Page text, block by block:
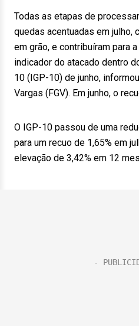
Todas as etapas de
quedas acentuadas em julho,
em grão, e contribuíram para
indicador do atacado dentro
10 (IGP-10) de junho,
Vargas (FGV). Em junho, o
O IGP-10 passou de uma
para um recuo de 1,65% em
elevação de 3,42% em 12